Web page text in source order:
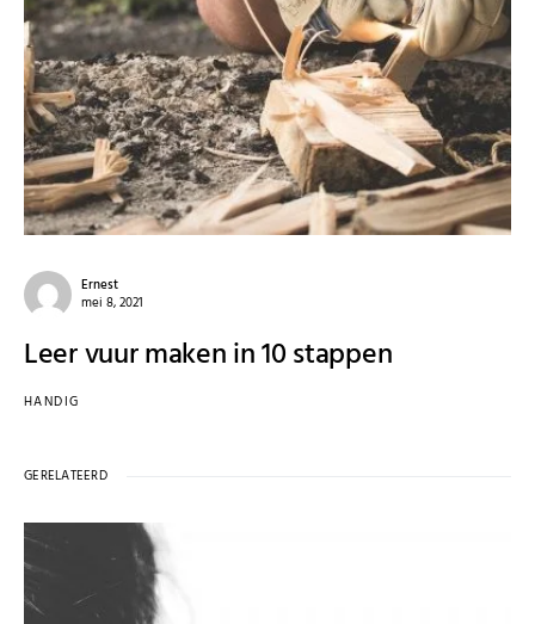
Ernest
mei 8, 2021
Leer vuur maken in 10 stappen
HANDIG
GERELATEERD